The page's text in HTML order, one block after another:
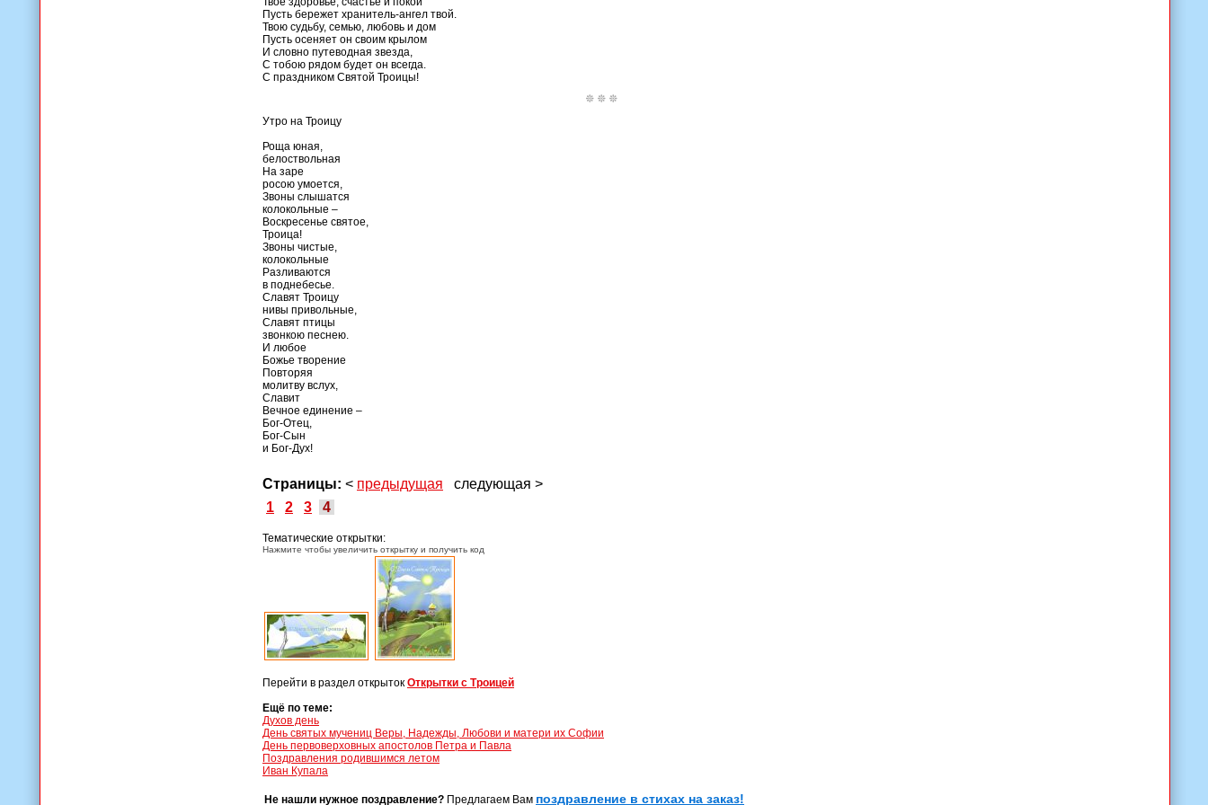
Пусть бережет хранитель-ангел твой.
Твою судьбу, семью, любовь и дом
Пусть осеняет он своим крылом
И словно путеводная звезда,
С тобою рядом будет он всегда.
С праздником Святой Троицы!
Утро на Троицу
Роща юная,
белоствольная
На заре
росою умоется,
Звоны слышатся
колокольные –
Воскресенье святое,
Троица!
Звоны чистые,
колокольные
Разливаются
в поднебесье.
Славят Троицу
нивы привольные,
Славят птицы
звонкою песнею.
И любое
Божье творение
Повторяя
молитву вслух,
Славит
Вечное единение –
Бог-Отец,
Бог-Сын
и Бог-Дух!
Страницы: < предыдущая следующая >
1
2 3 4
Тематические открытки:
Нажмите чтобы увеличить открытку и получить код
Перейти в раздел открыток Открытки с Троицей
Ещё по теме:
Духов день
День святых мучениц Веры, Надежды, Любови и матери их Софии
День первоверховных апостолов Петра и Павла
Поздравления родившимся летом
Иван Купала
Не нашли нужное поздравление? Предлагаем Вам поздравление в стихах на заказ!